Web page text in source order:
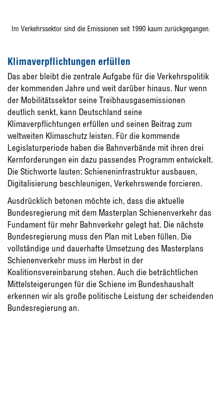
Im Verkehrssektor sind die Emissionen seit 1990 kaum zurückgegangen.
Klimaverpflichtungen erfüllen
Das aber bleibt die zentrale Aufgabe für die Verkehrspolitik
der kommenden Jahre und weit darüber hinaus. Nur wenn
der Mobilitätssektor seine Treibhausgasemissionen
deutlich senkt, kann Deutschland seine
Klimaverpflichtungen erfüllen und seinen Beitrag zum
weltweiten Klimaschutz leisten. Für die kommende
Legislaturperiode haben die Bahnverbände mit ihren drei
Kernforderungen ein dazu passendes Programm entwickelt.
Die Stichworte lauten: Schieneninfrastruktur ausbauen,
Digitalisierung beschleunigen, Verkehrswende forcieren.
Ausdrücklich betonen möchte ich, dass die aktuelle
Bundesregierung mit dem Masterplan Schienenverkehr das
Fundament für mehr Bahnverkehr gelegt hat. Die nächste
Bundesregierung muss den Plan mit Leben füllen. Die
vollständige und dauerhafte Umsetzung des Masterplans
Schienenverkehr muss im Herbst in der
Koalitionsvereinbarung stehen. Auch die beträchtlichen
Mittelsteigerungen für die Schiene im Bundeshaushalt
erkennen wir als große politische Leistung der scheidenden
Bundesregierung an.